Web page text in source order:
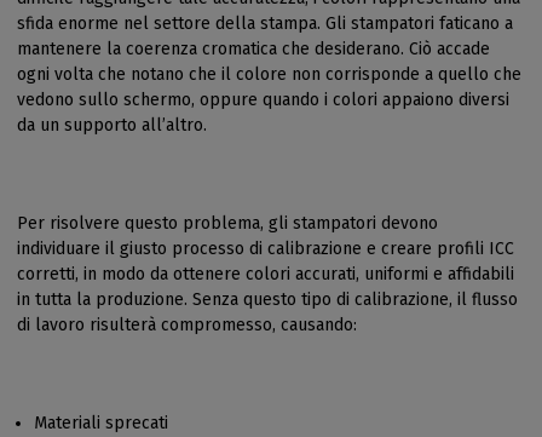
sfida enorme nel settore della stampa. Gli stampatori faticano a
mantenere la coerenza cromatica che desiderano. Ciò accade
ogni volta che notano che il colore non corrisponde a quello che
vedono sullo schermo, oppure quando i colori appaiono diversi
da un supporto all’altro.
Per risolvere questo problema, gli stampatori devono
individuare il giusto processo di calibrazione e creare profili ICC
corretti, in modo da ottenere colori accurati, uniformi e affidabili
in tutta la produzione. Senza questo tipo di calibrazione, il flusso
di lavoro risulterà compromesso, causando:
Materiali sprecati